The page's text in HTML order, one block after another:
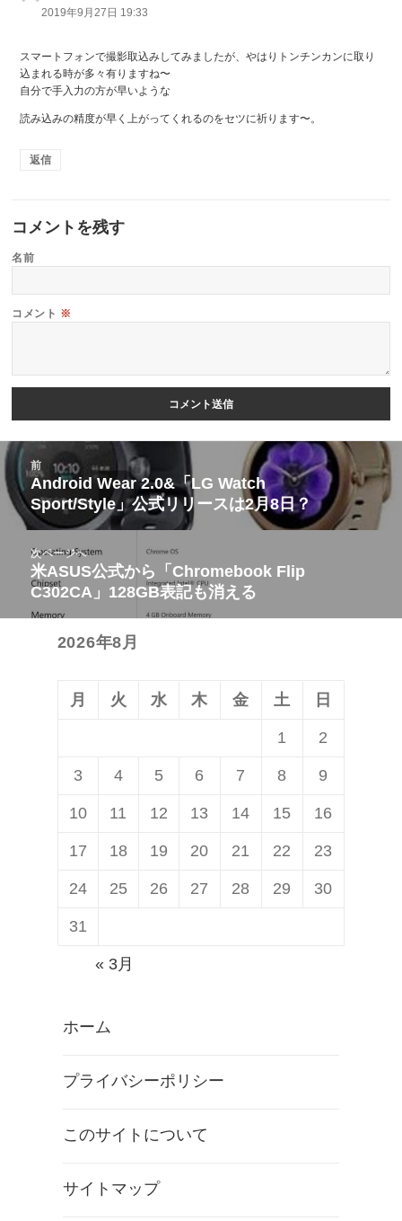
り:
2019年9月27日 19:33
スマートフォンで撮影取込みしてみましたが、やはりトンチンカンに取り
込まれる時が多々有りますね〜
自分で手入力の方が早いような
読み込みの精度が早く上がってくれるのをセツに祈ります〜。
返信
コメントを残す
名前
コメント ※
投
稿
ナ
前
前
の
投
稿:
Android Wear 2.0&「LG Watch
Sport/Style」公式リリースは2月8日？
次ページへ
次
の
米ASUS公式から「Chromebook Flip
C302CA」128GB表記も消える
2026年8月
月 火 水 木 金 土 日
1 2
3 4 5 6 7 8 9
10 11 12 13 14 15 16
17 18 19 20 21 22 23
24 25 26 27 28 29 30
31
« 3月
ホーム
プライバシーポリシー
このサイトについて
サイトマップ